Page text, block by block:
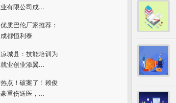
业有限公司成...
优质巴伦厂家推荐：
成都恒利泰
凉城县：技能培训为
就业创业添翼...
热点！破案了！赖俊
豪重伤送医，...